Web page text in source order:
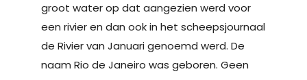
groot water op dat aangezien werd voor
een rivier en dan ook in het scheepsjournaal
de Rivier van Januari genoemd werd. De
naam Rio de Janeiro was geboren. Geen